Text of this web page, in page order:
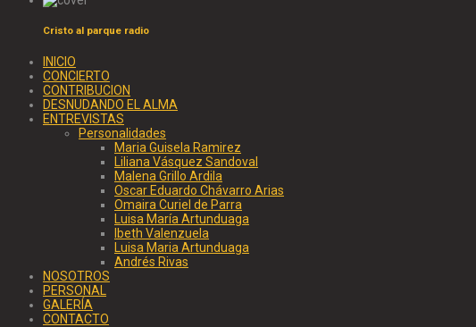
Cristo al parque radio
INICIO
CONCIERTO
CONTRIBUCION
DESNUDANDO EL ALMA
ENTREVISTAS
Personalidades
Maria Guisela Ramirez
Liliana Vásquez Sandoval
Malena Grillo Ardila
Oscar Eduardo Chávarro Arias
Omaira Curiel de Parra
Luisa María Artunduaga
Ibeth Valenzuela
Luisa Maria Artunduaga
Andrés Rivas
NOSOTROS
PERSONAL
GALERÍA
CONTACTO